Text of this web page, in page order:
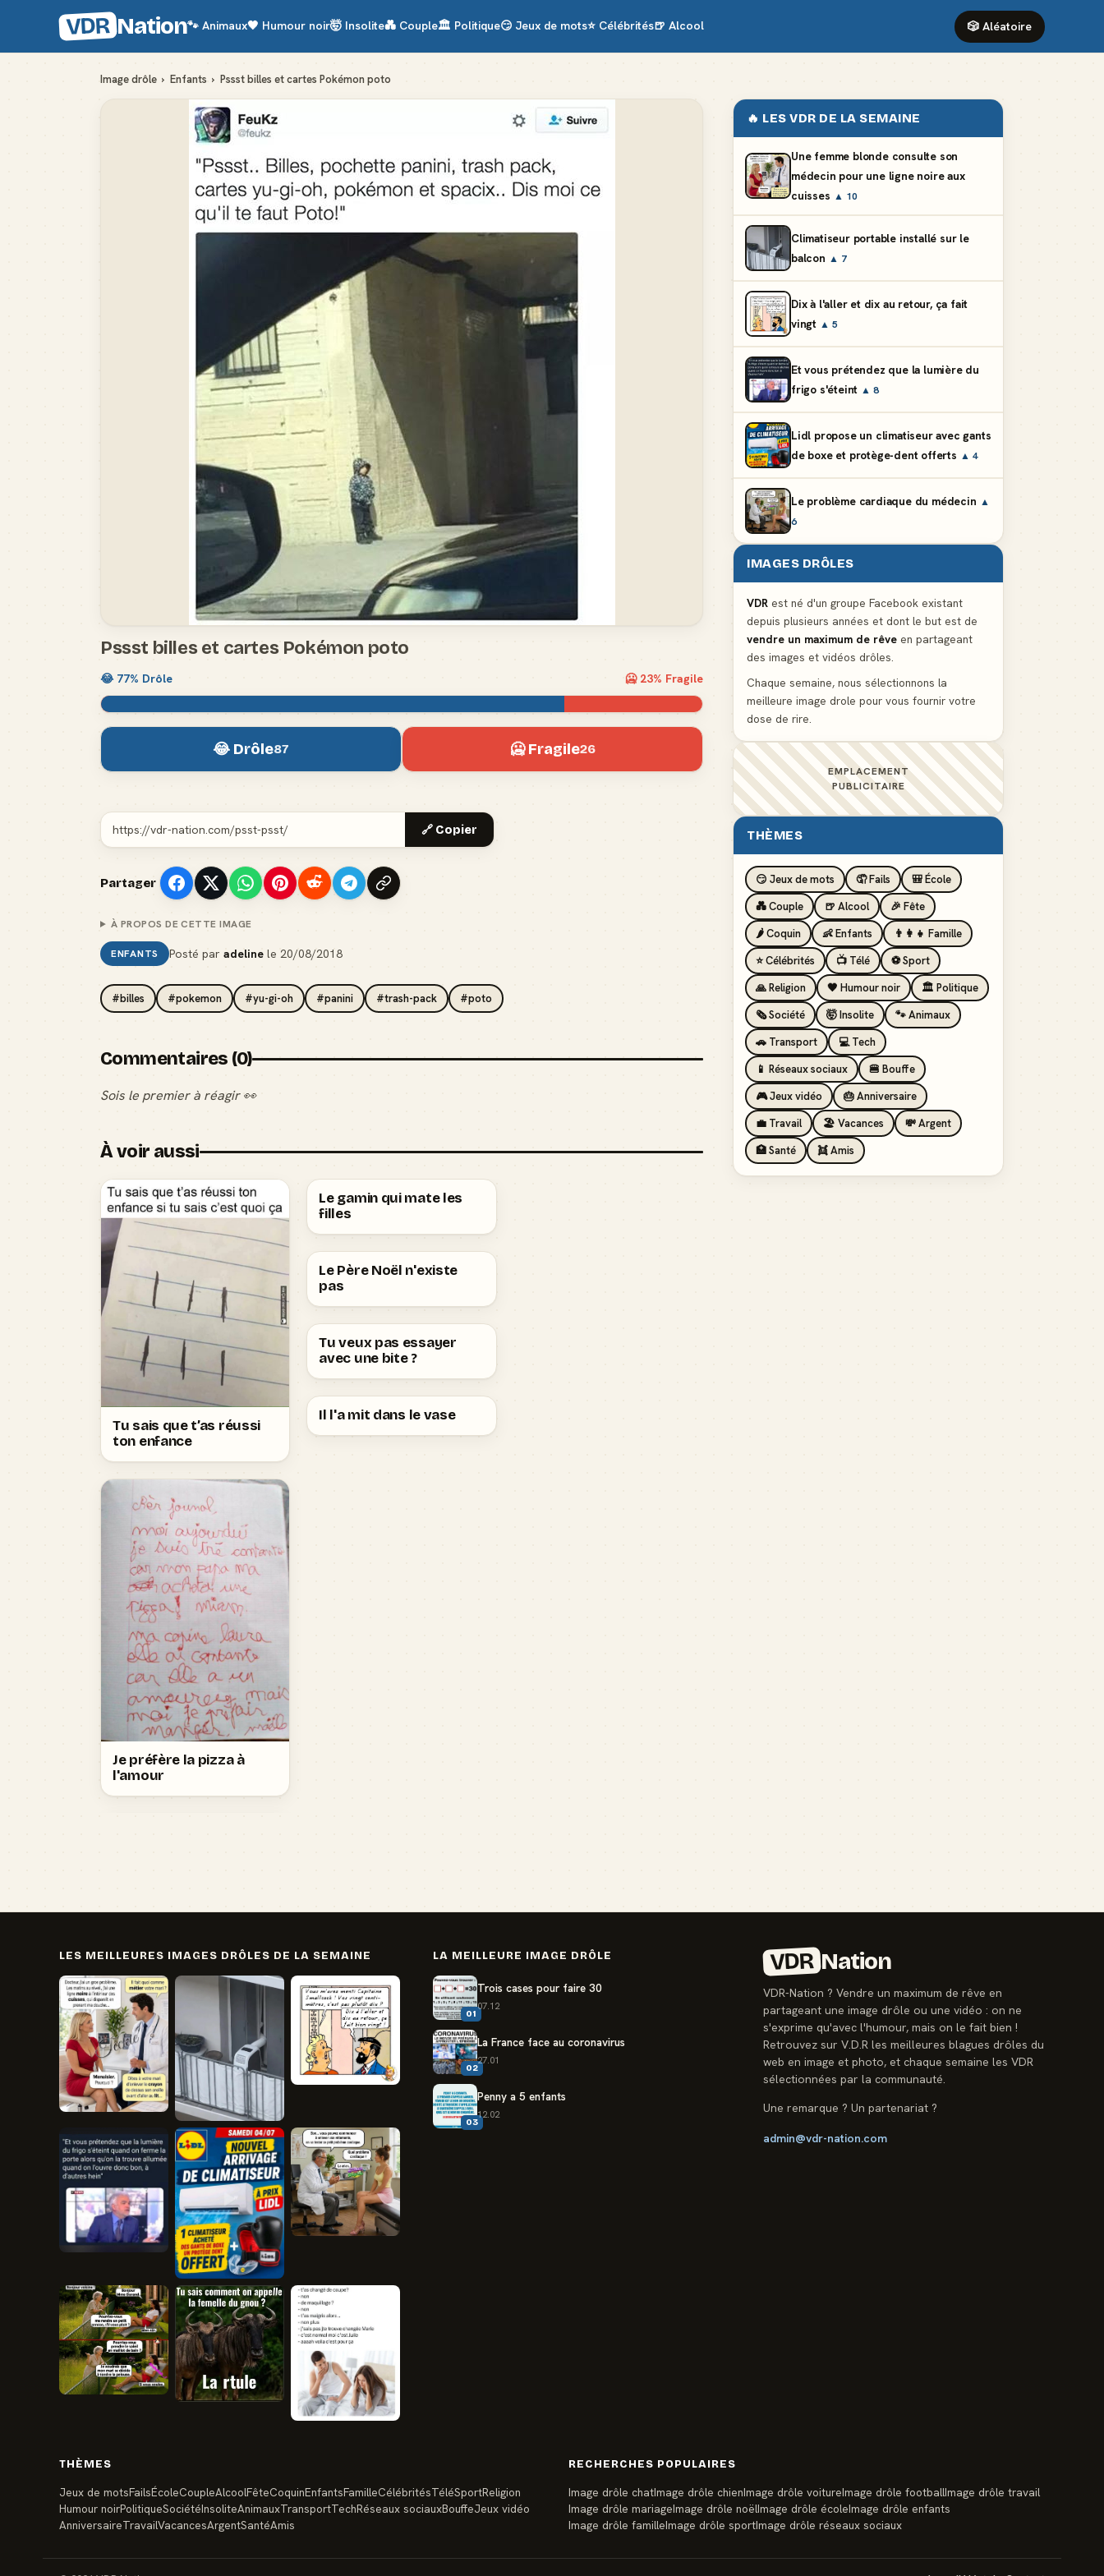
VDR Nation🐾 Animaux🖤 Humour noir🤯 Insolite💑 Couple🏛️ Politique😏 Jeux de mots⭐ Célébrités🍺 Alcool 🎲 Aléatoire
Image drôle › Enfants › Pssst billes et cartes Pokémon poto
Pssst billes et cartes Pokémon poto
😂 77% Drôle 🥶 23% Fragile
😂 Drôle87 🥶 Fragile26
🔗 Copier
Partager
À PROPOS DE CETTE IMAGE
ENFANTS Posté par adelinele 20/08/2018
#billes #pokemon #yu-gi-oh #panini #trash-pack #poto
Commentaires (0)
Sois le premier à réagir 👀
À voir aussi
Tu sais que t’as réussi
ton enfance
Je préfère la pizza à
l'amour
Le gamin qui mate les
filles
Le Père Noël n'existe
pas
Tu veux pas essayer
avec une bite ?
Il l'a mit dans le vase
🔥 LES VDR DE LA SEMAINE
Une femme blonde consulte son
médecin pour une ligne noire aux
cuisses ▲ 10
Climatiseur portable installé sur le
balcon ▲ 7
Dix à l'aller et dix au retour, ça fait
vingt ▲ 5
Et vous prétendez que la lumière du
frigo s'éteint ▲ 8
Lidl propose un climatiseur avec gants
de boxe et protège-dent offerts ▲ 4
Le problème cardiaque du médecin ▲
6
IMAGES DRÔLES
VDR est né d'un groupe Facebook existant
depuis plusieurs années et dont le but est de
vendre un maximum de rêve en partageant
des images et vidéos drôles.
Chaque semaine, nous sélectionnons la
meilleure image drole pour vous fournir votre
dose de rire.
EMPLACEMENT
PUBLICITAIRE
THÈMES
😏 Jeux de mots 🤦 Fails
🎒 École
💑 Couple
🍺 Alcool
🎉 Fête
🌶️ Coquin
👶 Enfants
👨‍👩‍👧 Famille
⭐ Célébrités
📺 Télé
⚽ Sport
🙏 Religion
🖤 Humour noir
🏛️ Politique
🗞️ Société
🤯 Insolite
🐾 Animaux
🚗 Transport
💻 Tech
📱 Réseaux sociaux
🍔 Bouffe
🎮 Jeux vidéo
🎂 Anniversaire
💼 Travail
🏖️ Vacances
💸 Argent
🏥 Santé
👯 Amis
LES MEILLEURES IMAGES DRÔLES DE LA SEMAINE LA MEILLEURE IMAGE DRÔLE
01
Trois cases pour faire 30
07.12
02
La France face au coronavirus
27.01
03
Penny a 5 enfants
12.02
VDR Nation
VDR-Nation ? Vendre un maximum de rêve en
partageant une image drôle ou une vidéo : on ne
s'exprime qu'avec l'humour, mais on le fait bien !
Retrouvez sur V.D.R les meilleures blagues drôles du
web en image et photo, et chaque semaine les VDR
sélectionnées par la communauté.
Une remarque ? Un partenariat ?
admin@vdr-nation.com
THÈMES
Jeux de motsFailsÉcoleCoupleAlcoolFêteCoquinEnfantsFamilleCélébritésTéléSportReligion
Humour noirPolitiqueSociétéInsoliteAnimauxTransportTechRéseaux sociauxBouffeJeux vidéo
AnniversaireTravailVacancesArgentSantéAmis
RECHERCHES POPULAIRES
Image drôle chatImage drôle chienImage drôle voitureImage drôle footballImage drôle travail
Image drôle mariageImage drôle noëlImage drôle écoleImage drôle enfants
Image drôle familleImage drôle sportImage drôle réseaux sociaux